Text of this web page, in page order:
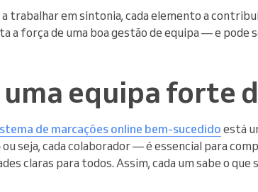
a trabalhar em sintonia, cada elemento a
a força de uma boa gestão de equipa — e pode
equipa forte
de marcações online bem-sucedido está
seja, cada colaborador — é essencial para
claras para todos. Assim, cada um sabe o que